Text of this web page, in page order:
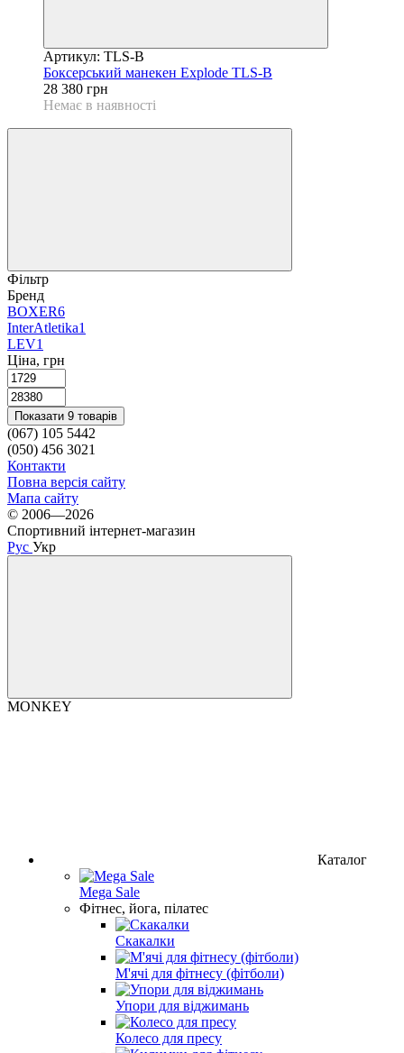
Артикул: TLS-B
Боксерський манекен Explode TLS-B
28 380 грн
Немає в наявності
Фільтр
Бренд
BOXER6
InterAtletika1
LEV1
Ціна, грн
Показати 9 товарів
(067) 105 5442
(050) 456 3021
Контакти
Повна версія сайту
Мапа сайту
© 2006—2026
Спортивний інтернет-магазин
Рус Укр
MONKEY
Каталог
Mega Sale
Фітнес, йога, пілатес
Скакалки
М'ячі для фітнесу (фітболи)
Упори для віджимань
Колесо для пресу